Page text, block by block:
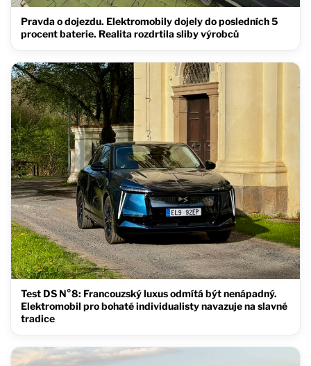
Pravda o dojezdu. Elektromobily dojely do posledních 5
procent baterie. Realita rozdrtila sliby výrobců
Test DS N°8: Francouzský luxus odmítá být nenápadný.
Elektromobil pro bohaté individualisty navazuje na slavné
tradice